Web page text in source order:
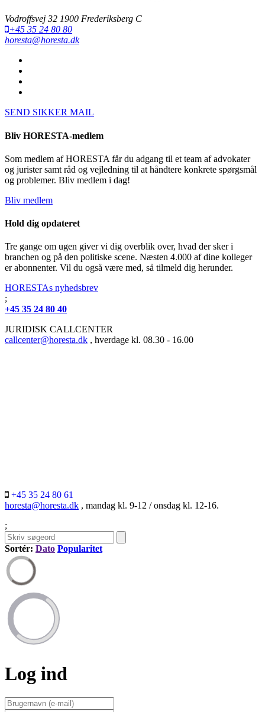
Vodroffsvej 32 1900 Frederiksberg C
+45 35 24 80 80
horesta@horesta.dk
SEND SIKKER MAIL
Bliv HORESTA-medlem
Som medlem af HORESTA får du adgang til et team af advokater
og jurister samt råd og vejledning til at håndtere konkrete spørgsmål
og problemer. Bliv medlem i dag!
Bliv medlem
Hold dig opdateret
Tre gange om ugen giver vi dig overblik over, hvad der sker i
branchen og på den politiske scene. Næsten 4.000 af dine kolleger
er abonnenter. Vil du også være med, så tilmeld dig herunder.
HORESTAs nyhedsbrev
;
+45 35 24 80 40
JURIDISK CALLCENTER
callcenter@horesta.dk , hverdage kl. 08.30 - 16.00
+45 35 24 80 61
horesta@horesta.dk , mandag kl. 9-12 / onsdag kl. 12-16.
;
Sortér: Dato Popularitet
Log ind